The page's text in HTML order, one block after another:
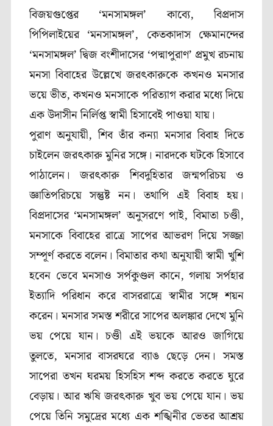
বিজয়গুপ্তের ‘মনসামঙ্গল’ কাব্যে, বিপ্রদাস
পিপিলাইয়ের ‘মনসামঙ্গল’, কেতকাদাস ক্ষেমানন্দের
‘মনসামঙ্গল’ দ্বিজ বংশীদাসের ‘পদ্মাপুরাণ’ প্রমুখ রচনায়
মনসা বিবাহের উল্লেখে জরৎকারুকে কখনও মনসার
ভয়ে ভীত, কখনও মনসাকে পরিত্যাগ করার মধ্যে দিয়ে
এক উদাসীন নির্লিপ্ত স্বামী হিসাবেই পাওয়া যায়।
পুরাণ অনুযায়ী, শিব তাঁর কন্যা মনসার বিবাহ দিতে
চাইলেন জরৎকারু মুনির সঙ্গে। নারদকে ঘটকে হিসাবে
পাঠালেন। জরৎকারু শিবদুহিতার জন্মপরিচয় ও
জ্ঞাতিপরিচয়ে সন্তুষ্ট নন। তথাপি এই বিবাহ হয়।
বিপ্রদাসের ‘মনসামঙ্গল’ অনুসরণে পাই, বিমাতা চণ্ডী,
মনসাকে বিবাহের রাত্রে সাপের আভরণ দিয়ে সজ্জা
সম্পূর্ণ করতে বলেন। বিমাতার কথা অনুযায়ী স্বামী খুশি
হবেন ভেবে মনসাও সর্পকুণ্ডল কানে, গলায় সর্পহার
ইত্যাদি পরিধান করে বাসররাত্রে স্বামীর সঙ্গে শয়ন
করেন। মনসার সমস্ত শরীরে সাপের অলঙ্কার দেখে মুনি
ভয় পেয়ে যান। চণ্ডী এই ভয়কে আরও জাগিয়ে
তুলতে, মনসার বাসরঘরে ব্যাঙ ছেড়ে দেন। সমস্ত
সাপেরা তখন ঘরময় হিসহিস শব্দ করতে করতে ঘুরে
বেড়ায়। আর ঋষি জরৎকারু খুব ভয় পেয়ে যান। ভয়
পেয়ে তিনি সমুদ্রের মধ্যে এক শঙ্খিনীর ভেতর আশ্রয়